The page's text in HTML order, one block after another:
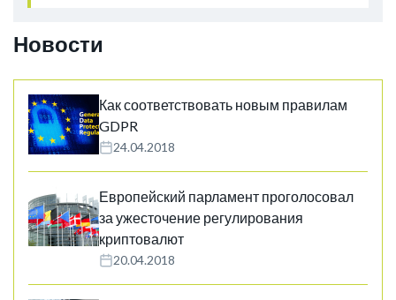
Новости
Как соответствовать новым правилам
GDPR
24.04.2018
Европейский парламент проголосовал
за ужесточение регулирования
криптовалют
20.04.2018